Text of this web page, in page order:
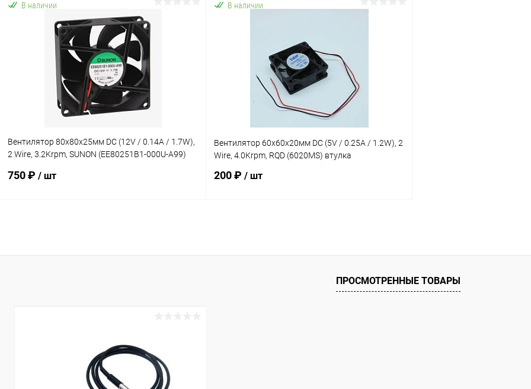
В корзину
Купить в 1 клик К сравнению
В избранное В наличии В избранное В наличии
В наличии
Вентилятор 80x80x25мм DC (12V / 0.14A / 1.7W),
2 Wire, 3.2Krpm, SUNON (EE80251B1-000U-A99)
750 ₽ / шт
Купить в 1 клик К сравнению
В наличии
Вентилятор 60x60x20мм DC (5V / 0.25A / 1.2W), 2
Wire, 4.0Krpm, RQD (6020MS) втулка
200 ₽ / шт
Купить в 1 клик К сравнению
В наличии
ПРОСМОТРЕННЫЕ ТОВАРЫ